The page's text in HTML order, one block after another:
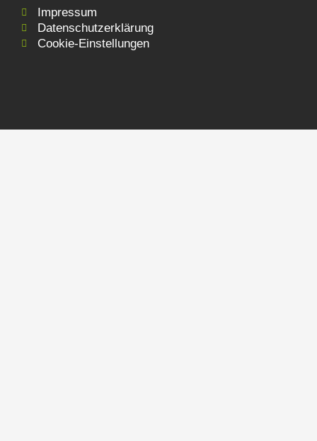
Impressum
Datenschutzerklärung
Cookie-Einstellungen